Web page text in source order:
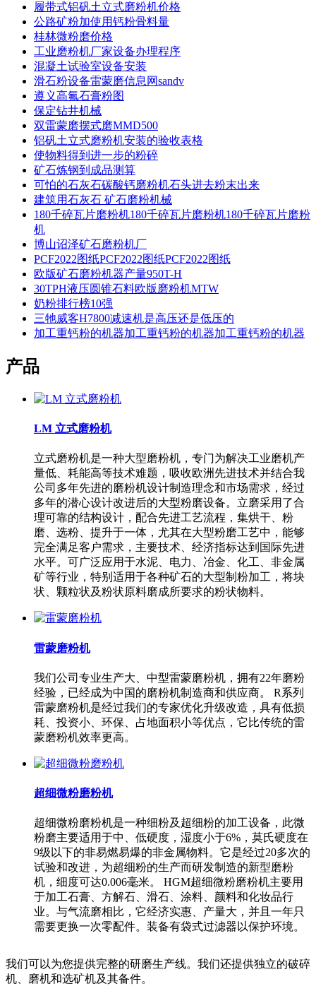
履带式铝矾土立式磨粉机价格
公路矿粉加使用钙粉骨料量
桂林微粉磨价格
工业磨粉机厂家设备办理程序
混凝土试验室设备安装
滑石粉设备雷蒙磨信息网sandv
遵义高氟石膏粉图
保定钻井机械
双雷蒙磨摆式磨MMD500
铝矾土立式磨粉机安装的验收表格
使物料得到进一步的粉碎
矿石炼钢到成品测算
可怕的石灰石碳酸钙磨粉机石头进去粉末出来
建筑用石灰石 矿石磨粉机械
180千碎瓦片磨粉机180千碎瓦片磨粉机180千碎瓦片磨粉
机
博山诏泽矿石磨粉机厂
PCF2022图纸PCF2022图纸PCF2022图纸
欧版矿石磨粉机器产量950T-H
30TPH液压圆锥石料欧版磨粉机MTW
奶粉排行榜10强
三牠威客H7800减速机是高压还是低压的
加工重钙粉的机器加工重钙粉的机器加工重钙粉的机器
产品
LM 立式磨粉机
立式磨粉机是一种大型磨粉机，专门为解决工业磨机产
量低、耗能高等技术难题，吸收欧洲先进技术并结合我
公司多年先进的磨粉机设计制造理念和市场需求，经过
多年的潜心设计改进后的大型粉磨设备。立磨采用了合
理可靠的结构设计，配合先进工艺流程，集烘干、粉
磨、选粉、提升于一体，尤其在大型粉磨工艺中，能够
完全满足客户需求，主要技术、经济指标达到国际先进
水平。可广泛应用于水泥、电力、冶金、化工、非金属
矿等行业，特别适用于各种矿石的大型制粉加工，将块
状、颗粒状及粉状原料磨成所要求的粉状物料。
雷蒙磨粉机
我们公司专业生产大、中型雷蒙磨粉机，拥有22年磨粉
经验，已经成为中国的磨粉机制造商和供应商。 R系列
雷蒙磨粉机是经过我们的专家优化升级改造，具有低损
耗、投资小、环保、占地面积小等优点，它比传统的雷
蒙磨粉机效率更高。
超细微粉磨粉机
超细微粉磨粉机是一种细粉及超细粉的加工设备，此微
粉磨主要适用于中、低硬度，湿度小于6%，莫氏硬度在
9级以下的非易燃易爆的非金属物料。它是经过20多次的
试验和改进，为超细粉的生产而研发制造的新型磨粉
机，细度可达0.006毫米。 HGM超细微粉磨粉机主要用
于加工石膏、方解石、滑石、涂料、颜料和化妆品行
业。与气流磨相比，它经济实惠、产量大，并且一年只
需要更换一次零配件。装备有袋式过滤器以保护环境。
我们可以为您提供完整的研磨生产线。我们还提供独立的破碎
机、磨机和选矿机及其备件。